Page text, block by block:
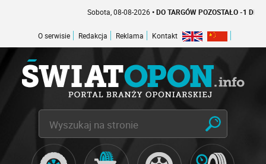
Sobota, 08-08-2026• DO TARGÓW POZOSTAŁO -1 DNI
O serwisie Redakcja Reklama Kontakt